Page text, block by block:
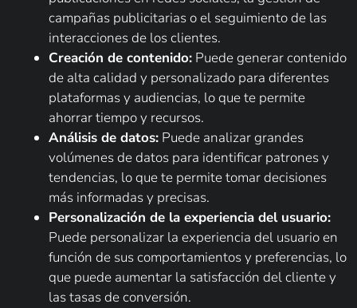
campañas publicitarias o el seguimiento de las
interacciones de los clientes.
Creación de contenido: Puede generar contenido
de alta calidad y personalizado para diferentes
plataformas y audiencias, lo que te permite
ahorrar tiempo y recursos.
Análisis de datos: Puede analizar grandes
volúmenes de datos para identificar patrones y
tendencias, lo que te permite tomar decisiones
más informadas y precisas.
Personalización de la experiencia del usuario:
Puede personalizar la experiencia del usuario en
función de sus comportamientos y preferencias, lo
que puede aumentar la satisfacción del cliente y
las tasas de conversión.